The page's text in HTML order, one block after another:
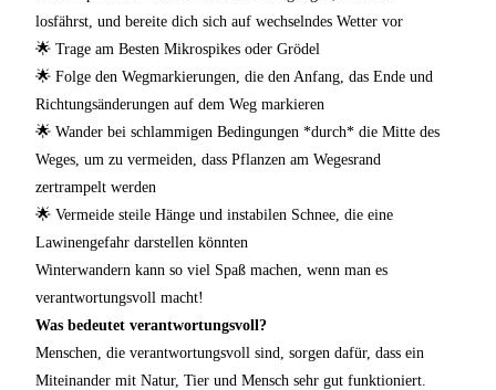
losfährst, und bereite dich sich auf wechselndes Wetter vor
🌟 Trage am Besten Mikrospikes oder Grödel
🌟 Folge den Wegmarkierungen, die den Anfang, das Ende und
Richtungsänderungen auf dem Weg markieren
🌟 Wander bei schlammigen Bedingungen *durch* die Mitte des
Weges, um zu vermeiden, dass Pflanzen am Wegesrand
zertrampelt werden
🌟 Vermeide steile Hänge und instabilen Schnee, die eine
Lawinengefahr darstellen könnten
Winterwandern kann so viel Spaß machen, wenn man es
verantwortungsvoll macht!
Was bedeutet verantwortungsvoll?
Menschen, die verantwortungsvoll sind, sorgen dafür, dass ein
Miteinander mit Natur, Tier und Mensch sehr gut funktioniert.